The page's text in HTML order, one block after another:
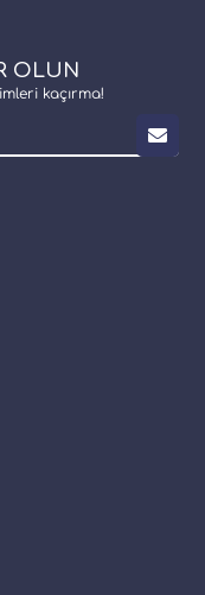
OLUN
kaçırma!